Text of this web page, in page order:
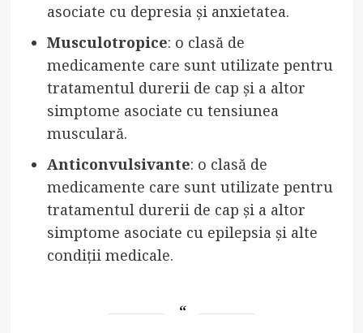
asociate cu depresia și anxietatea.
Musculotropice: o clasă de
medicamente care sunt utilizate pentru
tratamentul durerii de cap și a altor
simptome asociate cu tensiunea
musculară.
Anticonvulsivante: o clasă de
medicamente care sunt utilizate pentru
tratamentul durerii de cap și a altor
simptome asociate cu epilepsia și alte
condiții medicale.